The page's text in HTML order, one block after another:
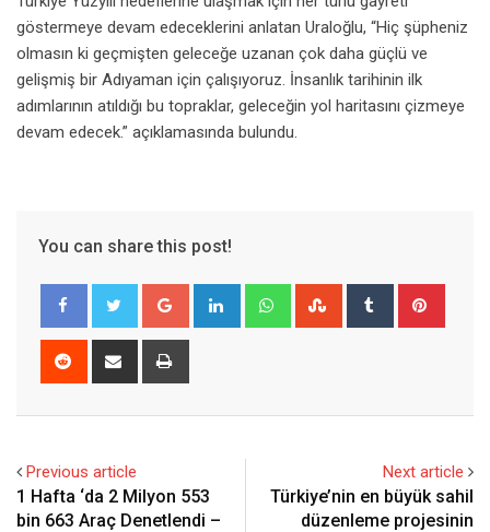
göstermeye devam edeceklerini anlatan Uraloğlu, “Hiç şüpheniz
olmasın ki geçmişten geleceğe uzanan çok daha güçlü ve
gelişmiş bir Adıyaman için çalışıyoruz. İnsanlık tarihinin ilk
adımlarının atıldığı bu topraklar, geleceğin yol haritasını çizmeye
devam edecek.” açıklamasında bulundu.
You can share this post!
Google+ LinkedIn WhatsappStumbleUpon
Tumblr
Reddit
Share
Previous article
1 Hafta ‘da 2 Milyon 553
bin 663 Araç Denetlendi –
Next article
Türkiye’nin en büyük sahil
düzenleme projesinin